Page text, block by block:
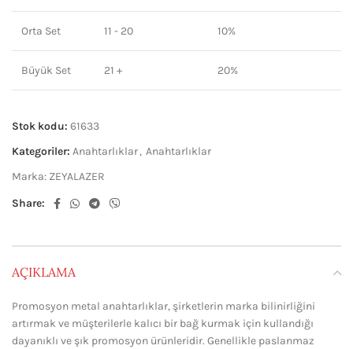
Orta Set 11 - 20 10%
Büyük Set 21 + 20%
Stok kodu: 61633
Kategoriler: Anahtarlıklar, Anahtarlıklar
Marka: ZEYALAZER
Share:
AÇIKLAMA
Promosyon metal anahtarlıklar, şirketlerin marka bilinirliğini
artırmak ve müşterilerle kalıcı bir bağ kurmak için kullandığı
dayanıklı ve şık promosyon ürünleridir. Genellikle paslanmaz